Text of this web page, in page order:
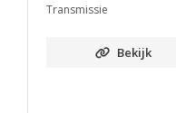
Transmissie
Bekijk